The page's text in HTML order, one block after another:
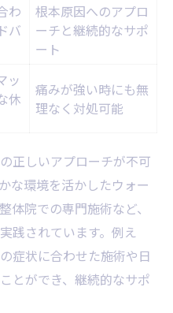
わ
バ
根本原因へのアプロ
ーチと継続的なサポ
ート
ッ
休
痛みが強い時にも無
理なく対処可能
正しいアプローチが不可
な環境を活かしたウォー
体院での専門施術など、
践されています。例え
症状に合わせた施術や日
とができ、継続的なサポ